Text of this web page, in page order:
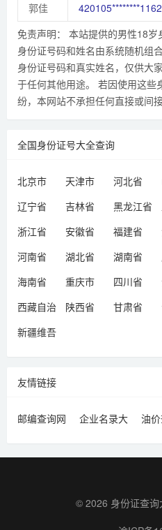
郭佳
420105********1162
免责声明： 本站提供的男性18
身份证号码和姓名由系统随机组
身份证号码和真实姓名，仅供大
于任何其他用途。 若因使用这些
纷，本网站不承担任何直接或间接
全国身份证号大全查询
北京市 天津市 河北省
辽宁省 吉林省 黑龙江省
浙江省
安徽省 福建省
河南省
湖北省 湖南省
海南省 重庆市 四川省
西藏自治
区
陕西省 甘肃省
新疆维吾
友情链接
邮编查询网
企业名录大
油
© 2026 身份证查询